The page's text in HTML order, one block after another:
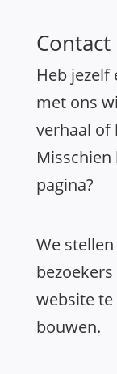
Contact
Heb jezelf
met ons
verhaal of
pagina?
We
website
bouwen.